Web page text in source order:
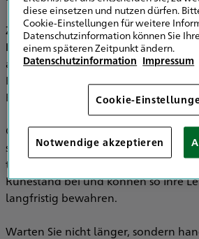
Zusätzlich bietet CleverInvest Green
Berufsunfähigkeitsrente
auch im Fall einer gesundheitlich
Erwerbsunfähigkeit finanziell
Baustein für Ihre ganzheitliche
Gerade bei steigenden
solide Altersversorgung
tragen Sie zu Ihrer besseren
Ruhestand bei und können so Ihre
langfristig bewahren.
Warten Sie nicht länger, sondern
diese einsetzen und nutzen dürfen.
Cookie-Einstellungen für weitere
Datenschutzinformation können Sie
einem späteren Zeitpunkt ändern.
Datenschutzinformation Impressum
Cookie-
Notwendige akzeptieren